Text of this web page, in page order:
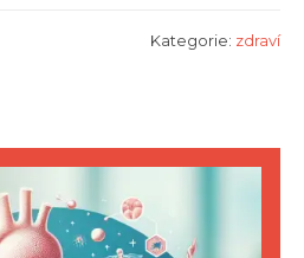
Kategorie: zdraví